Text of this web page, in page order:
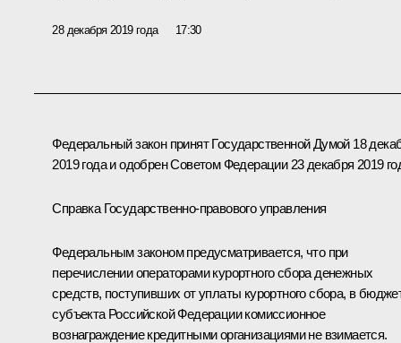
28 декабря 2019 года 17:30
Федеральный закон принят Государственной Думой 18
2019 года и одобрен Советом Федерации 23 декабря 2019
Справка Государственно-правового управления
Федеральным законом предусматривается, что при
перечислении операторами курортного сбора денежных
средств, поступивших от уплаты курортного сбора, в
субъекта Российской Федерации комиссионное
вознаграждение кредитными организациями не взимается.